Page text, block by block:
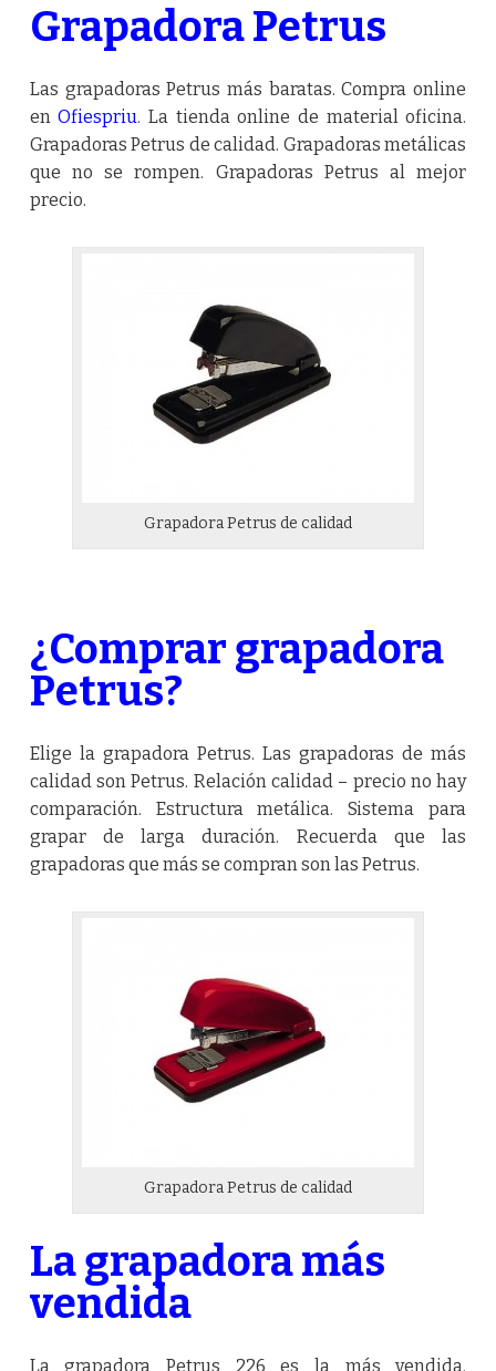
Grapadora Petrus
Las grapadoras Petrus más baratas. Compra online
enOfiespriu. La tienda online de material oficina.
Grapadoras Petrus de calidad. Grapadoras metálicas
que no se rompen. Grapadoras Petrus al mejor
precio.
Grapadora Petrus de calidad
¿Comprar grapadora
Petrus?
Elige la grapadora Petrus. Las grapadoras de más
calidad son Petrus. Relación calidad – precio no hay
comparación. Estructura metálica. Sistema para
grapar de larga duración. Recuerda que las
grapadoras que más se compran son las Petrus.
Grapadora Petrus de calidad
La grapadora más
vendida
La grapadora Petrus 226 es la más vendida.